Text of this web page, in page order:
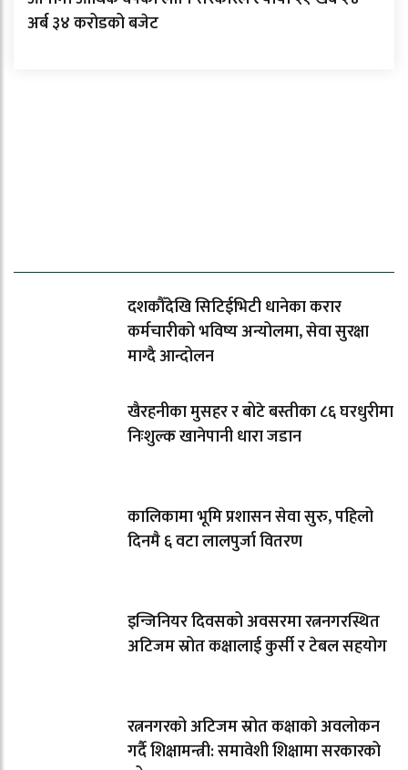
अर्ब ३४ करोडको बजेट
दशकौँदेखि सिटिईभिटी धानेका करार
कर्मचारीको भविष्य अन्योलमा, सेवा सुरक्षा
माग्दै आन्दोलन
खैरहनीका मुसहर र बोटे बस्तीका ८६ घरधुरीमा
निःशुल्क खानेपानी धारा जडान
कालिकामा भूमि प्रशासन सेवा सुरु, पहिलो
दिनमै ६ वटा लालपुर्जा वितरण
इन्जिनियर दिवसको अवसरमा रत्ननगरस्थित
अटिजम स्रोत कक्षालाई कुर्सी र टेबल सहयोग
रत्ननगरको अटिजम स्रोत कक्षाको अवलोकन
गर्दै शिक्षामन्त्री: समावेशी शिक्षामा सरकारको